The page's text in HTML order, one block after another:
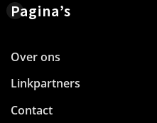
Pagina’s
Over ons
Linkpartners
Contact